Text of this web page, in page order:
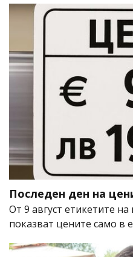
Последен ден на
От 9 август етикетите
показват цените само в